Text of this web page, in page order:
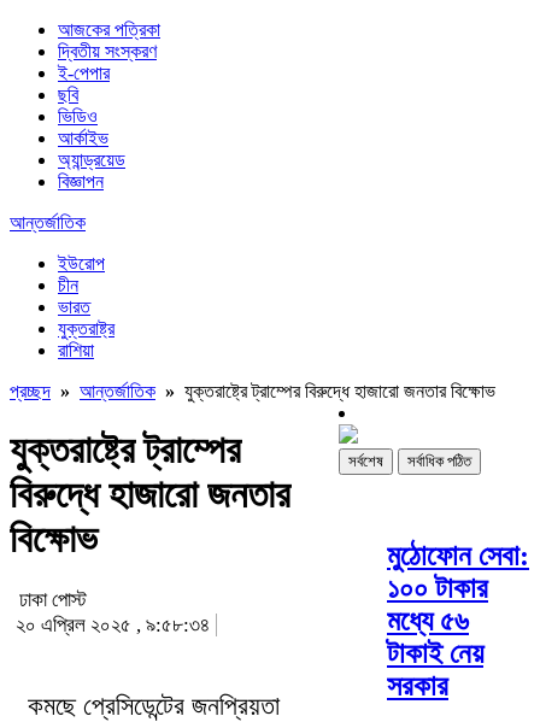
আজকের পত্রিকা
দ্বিতীয় সংস্করণ
ই-পেপার
ছবি
ভিডিও
আর্কাইভ
অ্যান্ড্রয়েড
বিজ্ঞাপন
আন্তর্জাতিক
ইউরোপ
চীন
ভারত
যুক্তরাষ্ট্র
রাশিয়া
প্রচ্ছদ » আন্তর্জাতিক » যুক্তরাষ্ট্রে ট্রাম্পের বিরুদ্ধে হাজারো জনতার বিক্ষোভ
যুক্তরাষ্ট্রে ট্রাম্পের
বিরুদ্ধে হাজারো জনতার
বিক্ষোভ
ঢাকা পোস্ট
২০ এপ্রিল ২০২৫ , ৯:৫৮:৩৪
কমছে প্রেসিডেন্টের জনপ্রিয়তা
সর্বশেষ সর্বাধিক পঠিত
মুঠোফোন সেবা:
১০০ টাকার
মধ্যে ৫৬
টাকাই নেয়
সরকার